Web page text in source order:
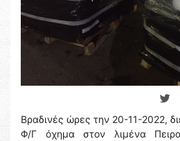
Βραδινές ώρες την 20-11-2022,
Φ/Γ όχημα στον λιμένα